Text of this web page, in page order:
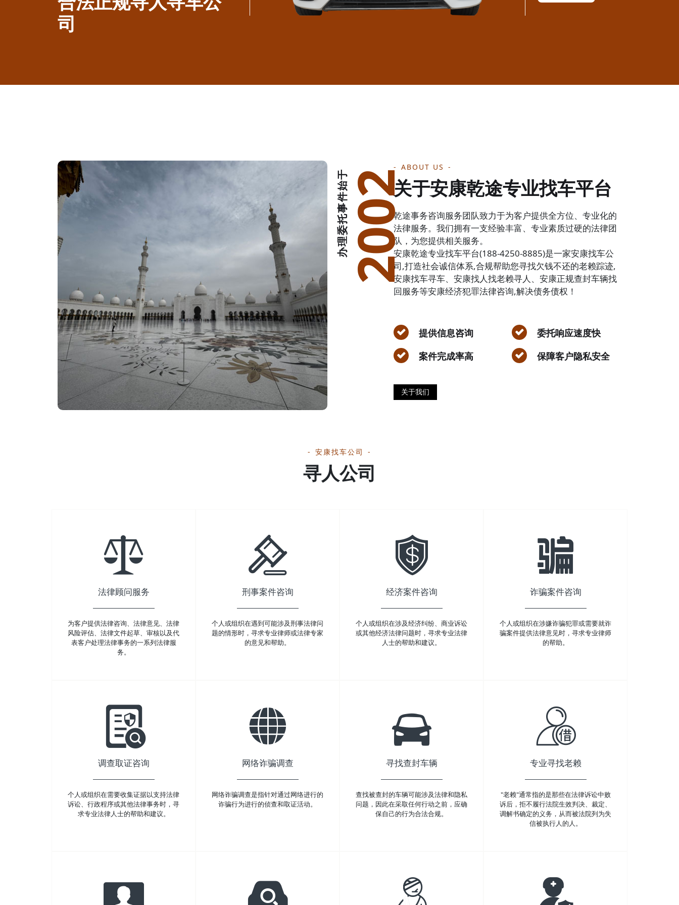
司
办理委托事件始于
2002
ABOUT US
关于安康乾途专业找车平台
乾途事务咨询服务团队致力于为客户提供全方位、专业化的
法律服务。我们拥有一支经验丰富、专业素质过硬的法律团
队，为您提供相关服务。
安康乾途专业找车平台(188-4250-8885)是一家安康找车公
司,打造社会诚信体系,合规帮助您寻找欠钱不还的老赖踪迹,
安康找车寻车、安康找人找老赖寻人、安康正规查封车辆找
回服务等安康经济犯罪法律咨询,解决债务债权！
提供信息咨询
案件完成率高
委托响应速度快
保障客户隐私安全
关于我们
安康找车公司
寻人公司
法律顾问服务
为客户提供法律咨询、法律意见、法律
风险评估、法律文件起草、审核以及代
表客户处理法律事务的一系列法律服
务。
刑事案件咨询
个人或组织在遇到可能涉及刑事法律问
题的情形时，寻求专业律师或法律专家
的意见和帮助。
经济案件咨询
个人或组织在涉及经济纠纷、商业诉讼
或其他经济法律问题时，寻求专业法律
人士的帮助和建议。
诈骗案件咨询
个人或组织在涉嫌诈骗犯罪或需要就诈
骗案件提供法律意见时，寻求专业律师
的帮助。
调查取证咨询
个人或组织在需要收集证据以支持法律
诉讼、行政程序或其他法律事务时，寻
求专业法律人士的帮助和建议。
网络诈骗调查
网络诈骗调查是指针对通过网络进行的
诈骗行为进行的侦查和取证活动。
寻找查封车辆
查找被查封的车辆可能涉及法律和隐私
问题，因此在采取任何行动之前，应确
保自己的行为合法合规。
专业寻找老赖
"老赖"通常指的是那些在法律诉讼中败
诉后，拒不履行法院生效判决、裁定、
调解书确定的义务，从而被法院列为失
信被执行人的人。